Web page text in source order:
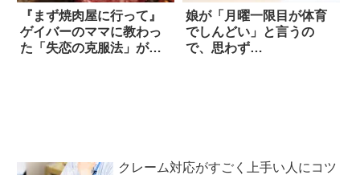
『まず焼肉屋に行って』
ゲイバーのママに教わっ
た「失恋の克服法」が斜
娘が「月曜一限目が体育
でしんどい」と言うの
で、思わず…
クレーム対応がすごく上手い人にコツ